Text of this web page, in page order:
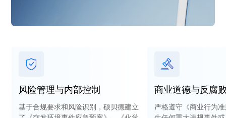
风险管理与内部控制
基于合规要求和风险识别，硕贝德建立
商业道德与反腐
严格遵守《商业行为